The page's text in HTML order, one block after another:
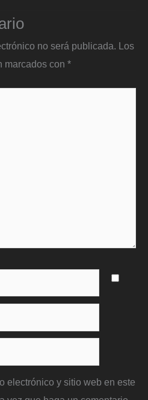
no será publicada. Los
marcados con *
electrónico y sitio web en este